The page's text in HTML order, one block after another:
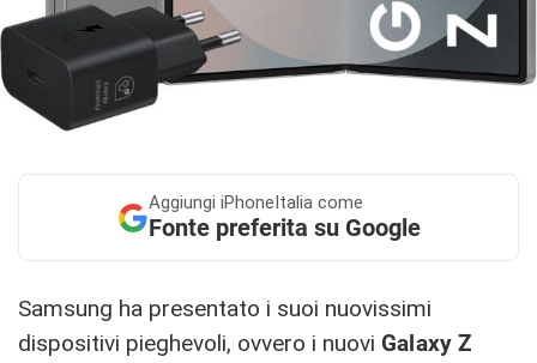
Aggiungi iPhoneItalia come
Fonte preferita su Google
Samsung ha presentato i suoi nuovissimi
dispositivi pieghevoli, ovvero i nuovi Galaxy Z